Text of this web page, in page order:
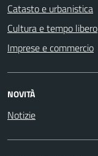
Catasto e urbanistica
Cultura e tempo libero
Imprese e commercio
NOVITÀ
Notizie